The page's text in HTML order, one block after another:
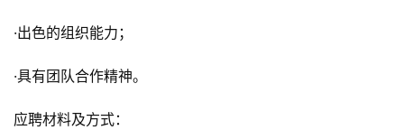
·出色的组织能力；
·具有团队合作精神。
应聘材料及方式：